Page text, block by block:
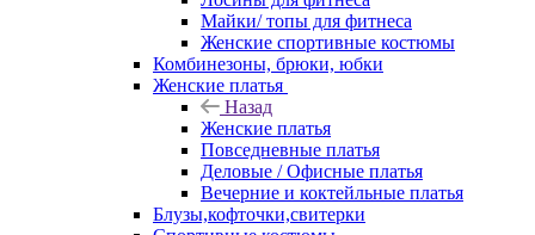
Майки/ топы для фитнеса
Женские спортивные костюмы
Комбинезоны, брюки, юбки
Женские платья
Назад
Женские платья
Повседневные платья
Деловые / Офисные платья
Вечерние и коктейльные платья
Блузы,кофточки,свитерки